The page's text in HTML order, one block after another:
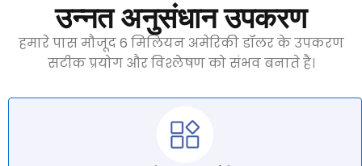
उन्नत अनुसंधान उपकरण
हमारे पास मौजूद 6 मिलियन अमेरिकी डॉलर के उपकरण
सटीक प्रयोग और विश्लेषण को संभव बनाते हैं।